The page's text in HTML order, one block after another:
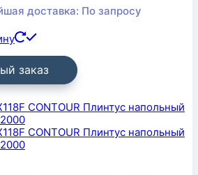
доставка: По запросу
заказ